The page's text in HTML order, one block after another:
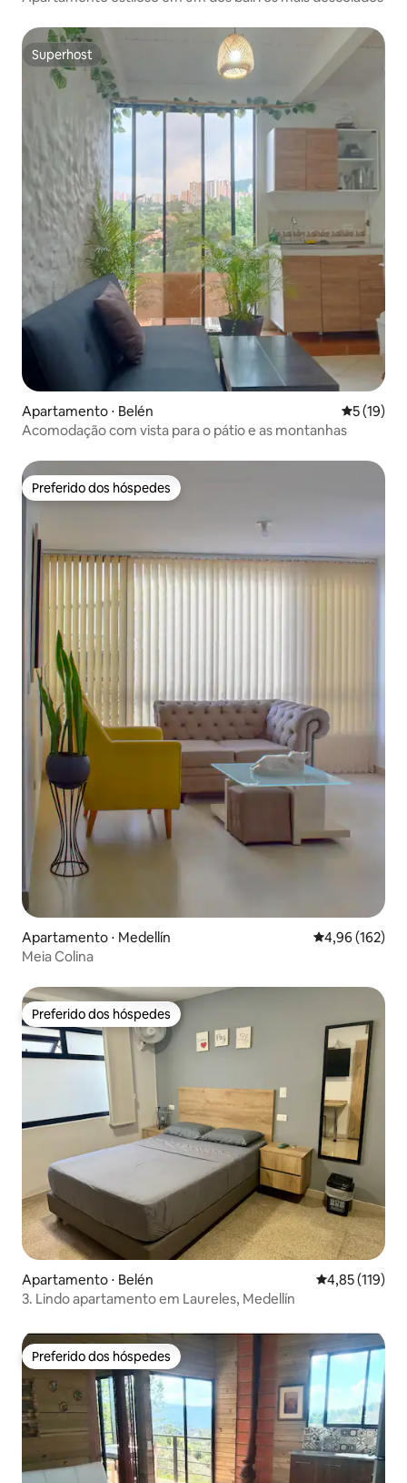
Superhost
Superhost
Apartamento ⋅ Belén 5 de uma
5 (19)
Acomodação com vista para o pátio e as montanhas
Preferido dos hóspedes
Preferido dos hóspedes
Apartamento ⋅ Medellín 4,96 de uma
4,96 (162)
Meia Colina
Preferido dos hóspedes
Preferido dos hóspedes
Apartamento ⋅ Belén 4,85 de uma
4,85 (119)
3. Lindo apartamento em Laureles, Medellín
Preferido dos hóspedes
Preferido dos hóspedes